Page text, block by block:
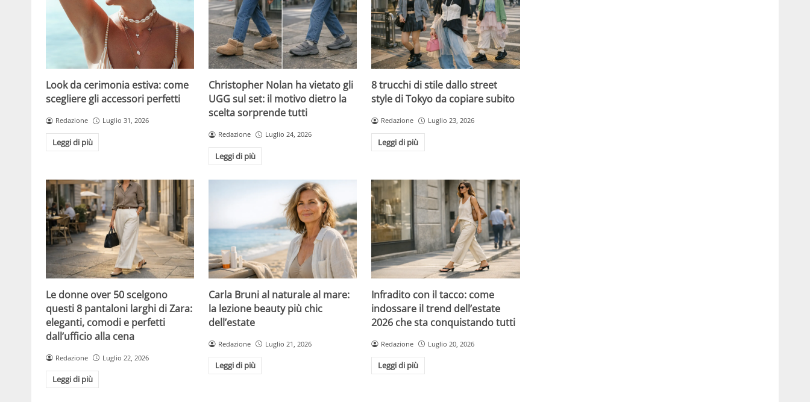
Look da cerimonia estiva: come
scegliere gli accessori perfetti
Redazione Luglio 31, 2026
Leggi di più
Christopher Nolan ha vietato gli
UGG sul set: il motivo dietro la
scelta sorprende tutti
Redazione Luglio 24, 2026
Leggi di più
8 trucchi di stile dallo street
style di Tokyo da copiare subito
Redazione Luglio 23, 2026
Leggi di più
Le donne over 50 scelgono
questi 8 pantaloni larghi di Zara:
eleganti, comodi e perfetti
dall’ufficio alla cena
Redazione Luglio 22, 2026
Leggi di più
Carla Bruni al naturale al mare:
la lezione beauty più chic
dell’estate
Redazione Luglio 21, 2026
Leggi di più
Infradito con il tacco: come
indossare il trend dell’estate
2026 che sta conquistando tutti
Redazione Luglio 20, 2026
Leggi di più